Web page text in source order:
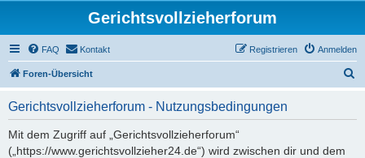
Gerichtsvollzieherforum
FAQ Kontakt Anmelden
Registrieren
Foren-Übersicht
Gerichtsvollzieherforum - Nutzungsbedingungen
Mit dem Zugriff auf „Gerichtsvollzieherforum“
(„https://www.gerichtsvollzieher24.de“) wird zwischen dir und dem